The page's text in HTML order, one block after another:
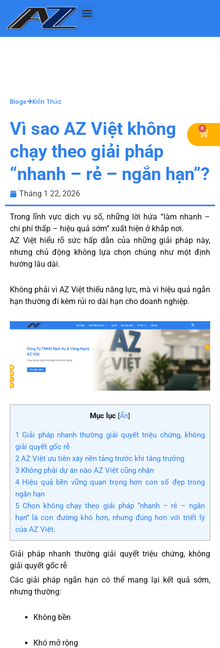
nội
Blogs Kiến Thức
Vì sao AZ Việt không
chạy theo giải pháp
“nhanh – rẻ – ngắn hạn”?
Tháng 1 22, 2026
Trong lĩnh vực dịch vụ số, những lời hứa “làm nhanh –
chi phí thấp – hiệu quả sớm” xuất hiện ở khắp nơi.
AZ Việt hiểu rõ sức hấp dẫn của những giải pháp này,
nhưng chủ động không lựa chọn chúng như một định
hướng lâu dài.
Không phải vì AZ Việt thiếu năng lực, mà vì hiệu quả ngắn
hạn thường đi kèm rủi ro dài hạn cho doanh nghiệp.
Mục lục [Ẩn]
1 Giải pháp nhanh thường giải quyết triệu chứng, không
giải quyết gốc rễ
2 AZ Việt ưu tiên xây nền tảng trước khi tăng trưởng
3 Không phải dự án nào AZ Việt cũng nhận
4 Hiệu quả bền vững quan trọng hơn con số đẹp trong
ngắn hạn
5 Chọn không chạy theo giải pháp “nhanh – rẻ – ngắn
hạn” là con đường khó hơn, nhưng đúng hơn với triết lý
của AZ Việt.
Giải pháp nhanh thường giải quyết triệu chứng, không
giải quyết gốc rễ
Các giải pháp ngắn hạn có thể mang lại kết quả sớm,
nhưng thường:
Không bền
Khó mở rộng
0
Cart